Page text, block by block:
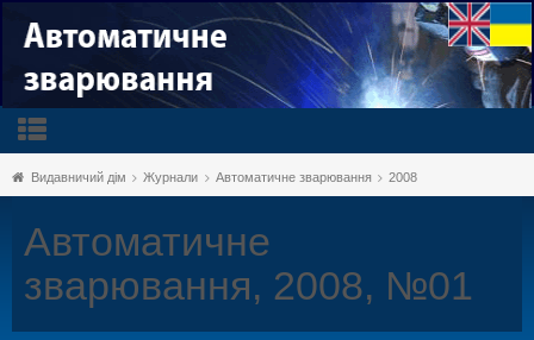
Видавничий дім Журнали Автоматичне зварювання 2008
Автоматичне
зварювання, 2008, №01